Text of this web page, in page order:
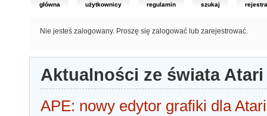
główna użytkownicy regulamin szukaj
Nie jesteś zalogowany. Proszę się zalogować lub zarejestrować.
Aktualności ze świata Atari
APE: nowy edytor grafiki dla Atari